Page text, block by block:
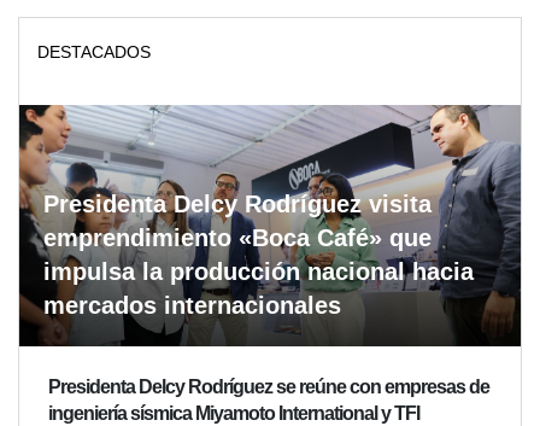
DESTACADOS
Presidenta Delcy Rodríguez visita
emprendimiento «Boca Café» que
impulsa la producción nacional hacia
mercados internacionales
Presidenta Delcy Rodríguez se reúne con empresas de
ingeniería sísmica Miyamoto International y TFI